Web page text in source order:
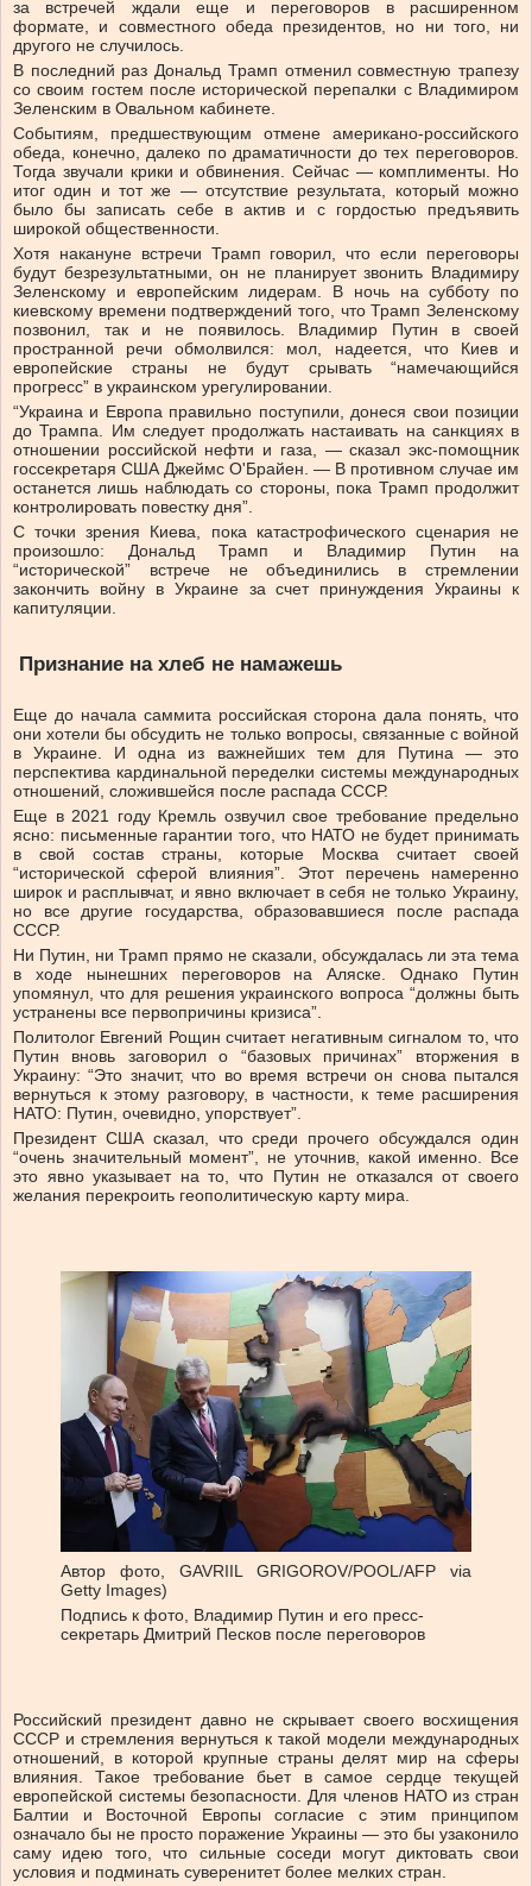
за встречей ждали еще и переговоров в расширенном
формате, и совместного обеда президентов, но ни того, ни
другого не случилось.
В последний раз Дональд Трамп отменил совместную трапезу
со своим гостем после исторической перепалки с Владимиром
Зеленским в Овальном кабинете.
Событиям, предшествующим отмене американо-российского
обеда, конечно, далеко по драматичности до тех переговоров.
Тогда звучали крики и обвинения. Сейчас — комплименты. Но
итог один и тот же — отсутствие результата, который можно
было бы записать себе в актив и с гордостью предъявить
широкой общественности.
Хотя накануне встречи Трамп говорил, что если переговоры
будут безрезультатными, он не планирует звонить Владимиру
Зеленскому и европейским лидерам. В ночь на субботу по
киевскому времени подтверждений того, что Трамп Зеленскому
позвонил, так и не появилось. Владимир Путин в своей
пространной речи обмолвился: мол, надеется, что Киев и
европейские страны не будут срывать “намечающийся
прогресс” в украинском урегулировании.
“Украина и Европа правильно поступили, донеся свои позиции
до Трампа. Им следует продолжать настаивать на санкциях в
отношении российской нефти и газа, — сказал экс-помощник
госсекретаря США Джеймс О'Брайен. — В противном случае им
останется лишь наблюдать со стороны, пока Трамп продолжит
контролировать повестку дня”.
С точки зрения Киева, пока катастрофического сценария не
произошло: Дональд Трамп и Владимир Путин на
“исторической” встрече не объединились в стремлении
закончить войну в Украине за счет принуждения Украины к
капитуляции.
Признание на хлеб не намажешь
Еще до начала саммита российская сторона дала понять, что
они хотели бы обсудить не только вопросы, связанные с войной
в Украине. И одна из важнейших тем для Путина — это
перспектива кардинальной переделки системы международных
отношений, сложившейся после распада СССР.
Еще в 2021 году Кремль озвучил свое требование предельно
ясно: письменные гарантии того, что НАТО не будет принимать
в свой состав страны, которые Москва считает своей
“исторической сферой влияния”. Этот перечень намеренно
широк и расплывчат, и явно включает в себя не только Украину,
но все другие государства, образовавшиеся после распада
СССР.
Ни Путин, ни Трамп прямо не сказали, обсуждалась ли эта тема
в ходе нынешних переговоров на Аляске. Однако Путин
упомянул, что для решения украинского вопроса “должны быть
устранены все первопричины кризиса”.
Политолог Евгений Рощин считает негативным сигналом то, что
Путин вновь заговорил о “базовых причинах” вторжения в
Украину: “Это значит, что во время встречи он снова пытался
вернуться к этому разговору, в частности, к теме расширения
НАТО: Путин, очевидно, упорствует”.
Президент США сказал, что среди прочего обсуждался один
“очень значительный момент”, не уточнив, какой именно. Все
это явно указывает на то, что Путин не отказался от своего
желания перекроить геополитическую карту мира.
Автор фото, GAVRIIL GRIGOROV/POOL/AFP via
Getty Images)
Подпись к фото, Владимир Путин и его пресс-
секретарь Дмитрий Песков после переговоров
Российский президент давно не скрывает своего восхищения
СССР и стремления вернуться к такой модели международных
отношений, в которой крупные страны делят мир на сферы
влияния. Такое требование бьет в самое сердце текущей
европейской системы безопасности. Для членов НАТО из стран
Балтии и Восточной Европы согласие с этим принципом
означало бы не просто поражение Украины — это бы узаконило
саму идею того, что сильные соседи могут диктовать свои
условия и подминать суверенитет более мелких стран.